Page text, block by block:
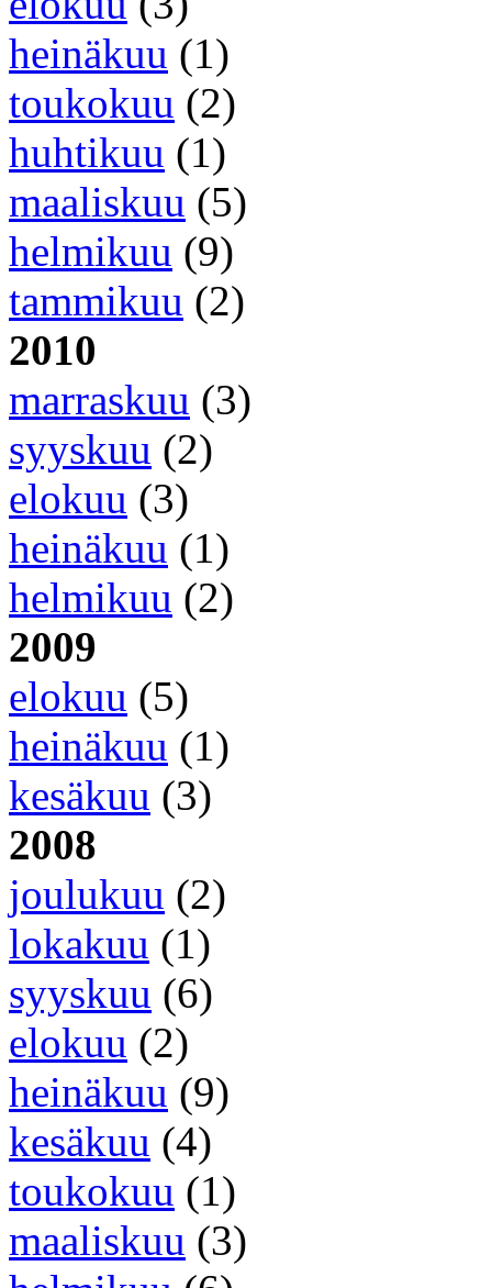
heinäkuu (1)
toukokuu (2)
huhtikuu (1)
maaliskuu (5)
helmikuu (9)
tammikuu (2)
2010
marraskuu (3)
syyskuu (2)
elokuu (3)
heinäkuu (1)
helmikuu (2)
2009
elokuu (5)
heinäkuu (1)
kesäkuu (3)
2008
joulukuu (2)
lokakuu (1)
syyskuu (6)
elokuu (2)
heinäkuu (9)
kesäkuu (4)
toukokuu (1)
maaliskuu (3)